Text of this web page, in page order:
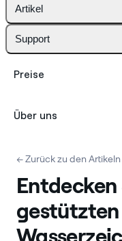
Artikel
Support
Preise
Über uns
← Zurück zu den Artikeln
gestützten